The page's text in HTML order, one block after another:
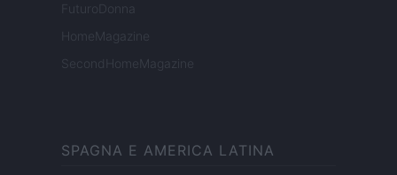
FuturoDonna
HomeMagazine
SecondHomeMagazine
SPAGNA E AMERICA LATINA